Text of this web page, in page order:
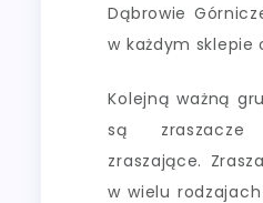
Dąbrowie
w każdym sklepie
Kolejną ważną
są
zraszające.
w wielu